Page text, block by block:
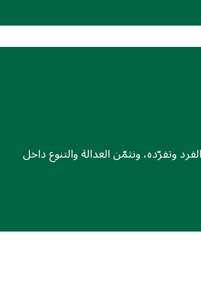
وتفرّده، ونثمّن العدالة والتنوع داخل